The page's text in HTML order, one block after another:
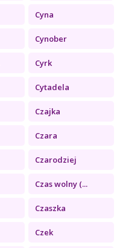
Cyna
Cynober
Cyrk
Cytadela
Czajka
Czara
Czarodziej
Czas wolny (...
Czaszka
Czek